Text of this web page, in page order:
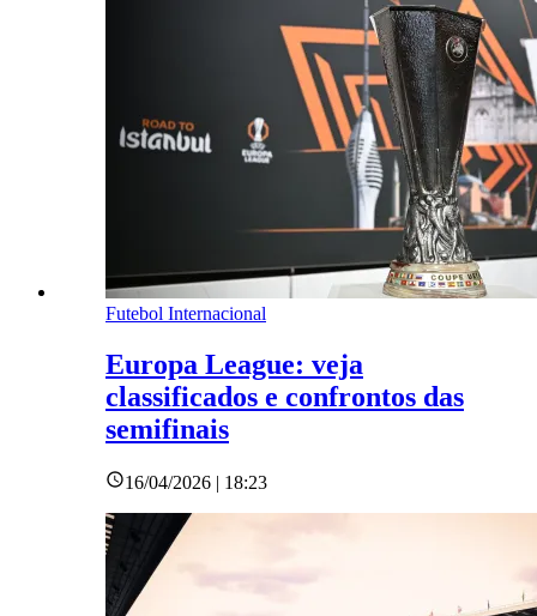
Futebol Internacional
Europa League: veja
classificados e confrontos das
semifinais
16/04/2026 | 18:23